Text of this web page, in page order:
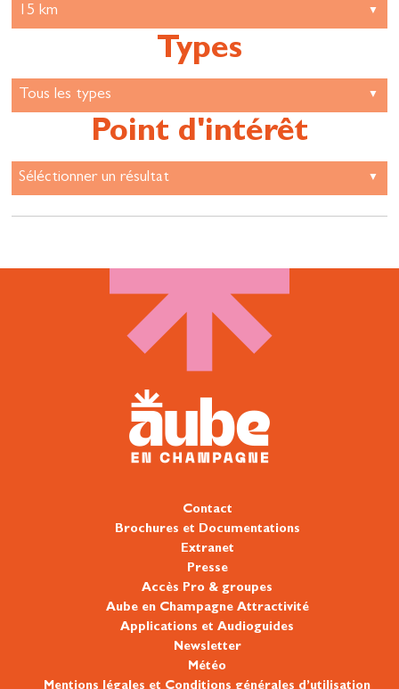
Types
Point d'intérêt
Contact
Brochures et Documentations
Extranet
Presse
Accès Pro & groupes
Aube en Champagne Attractivité
Applications et Audioguides
Newsletter
Météo